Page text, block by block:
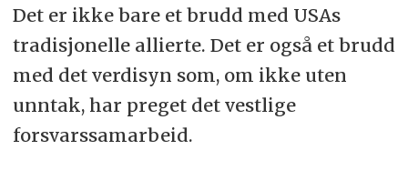
Det er ikke bare et brudd med USAs
tradisjonelle allierte. Det er også et brudd
med det verdisyn som, om ikke uten
unntak, har preget det vestlige
forsvarssamarbeid.